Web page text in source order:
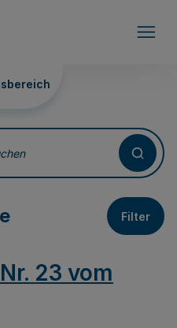
Filter
23 vom